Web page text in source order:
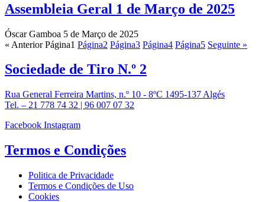
Assembleia Geral 1 de Março de 2025
Óscar Gamboa 5 de Março de 2025
« Anterior Página1 Página2 Página3 Página4 Página5 Seguinte »
Sociedade de Tiro N.º 2
Rua General Ferreira Martins, n.º 10 - 8ºC 1495-137 Algés
Tel. – 21 778 74 32 | 96 007 07 32
Facebook Instagram
Termos e Condições
Politica de Privacidade
Termos e Condições de Uso
Cookies